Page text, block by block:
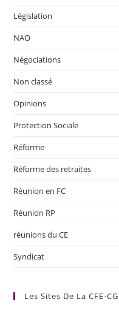
Législation
NAO
Négociations
Non classé
Opinions
Protection Sociale
Réforme
Réforme des retraites
Réunion en FC
Réunion RP
réunions du CE
Syndicat
Les Sites De La CFE-